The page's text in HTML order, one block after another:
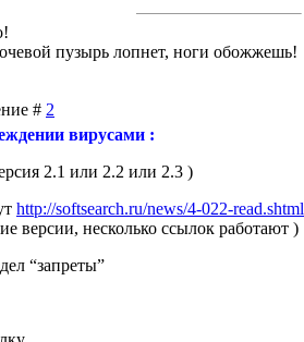
пузырь лопнет, ноги обожжешь!
# 2
вирусами :
2.1 или 2.2 или 2.3 )
http://softsearch.ru/news/4-022-read.shtml
версии, несколько ссылок работают )
“запреты”